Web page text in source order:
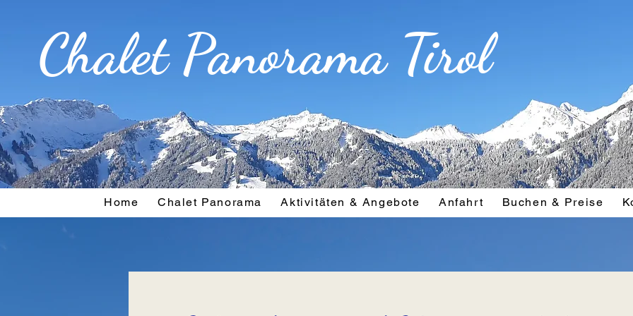
Chalet Panorama Tirol
Home Chalet Panorama Aktivitäten & Angebote Anfahrt Buchen & Preise